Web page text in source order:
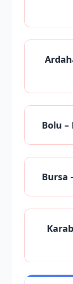
Bolu –
Bursa